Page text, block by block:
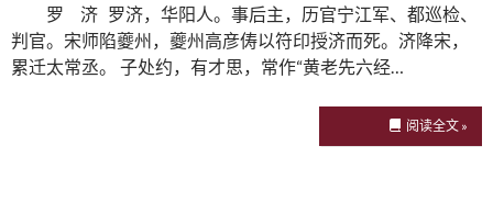
罗 济 罗济，华阳人。事后主，历官宁江军、都巡检、
判官。宋师陷夔州，夔州高彦俦以符印授济而死。济降宋，
累迁太常丞。 子处约，有才思，常作“黄老先六经…
阅读全文 »